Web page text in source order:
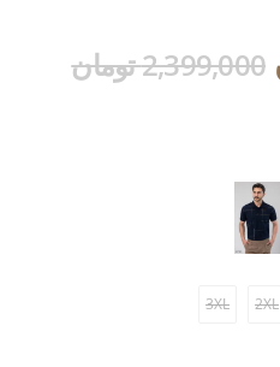
2,399,000 تومان
2XL
3XL